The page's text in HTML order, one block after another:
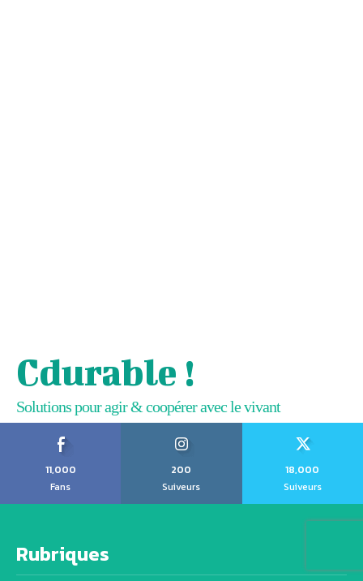
Cdurable !
Solutions pour agir & coopérer avec le vivant
11,000
Fans
200
Suiveurs
18,000
Suiveurs
Rubriques